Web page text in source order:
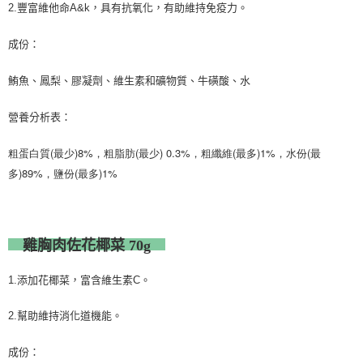
2.豐富維他命A&k，具有抗氧化，有助維持免疫力。
成份：
鮪魚、鳳梨、膠凝劑、維生素和礦物質、牛磺酸、水
營養分析表：
粗蛋白質(最少)8%，粗脂肪(最少) 0.3%，粗纖維(最多)1%，水份(最
多)89%，鹽份(最多)1%
雞胸肉佐花椰菜 70g
1.添加花椰菜，富含維生素C。
2.幫助維持消化道機能。
成份：